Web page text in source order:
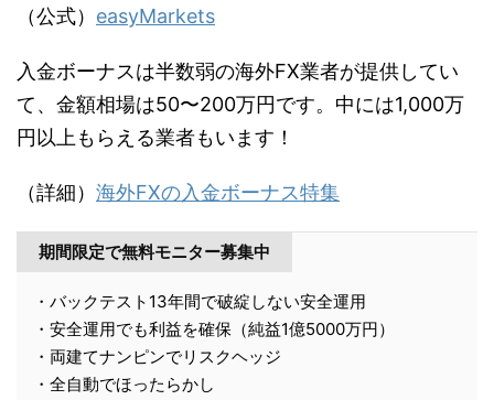
（公式） easyMarkets
入金ボーナスは半数弱の海外FX業者が提供してい
て、金額相場は50〜200万円です。中には1,000万
円以上もらえる業者もいます！
（詳細） 海外FXの入金ボーナス特集
期間限定で無料モニター募集中
・バックテスト13年間で破綻しない安全運用
・安全運用でも利益を確保（純益1億5000万円）
・両建てナンピンでリスクヘッジ
・全自動でほったらかし